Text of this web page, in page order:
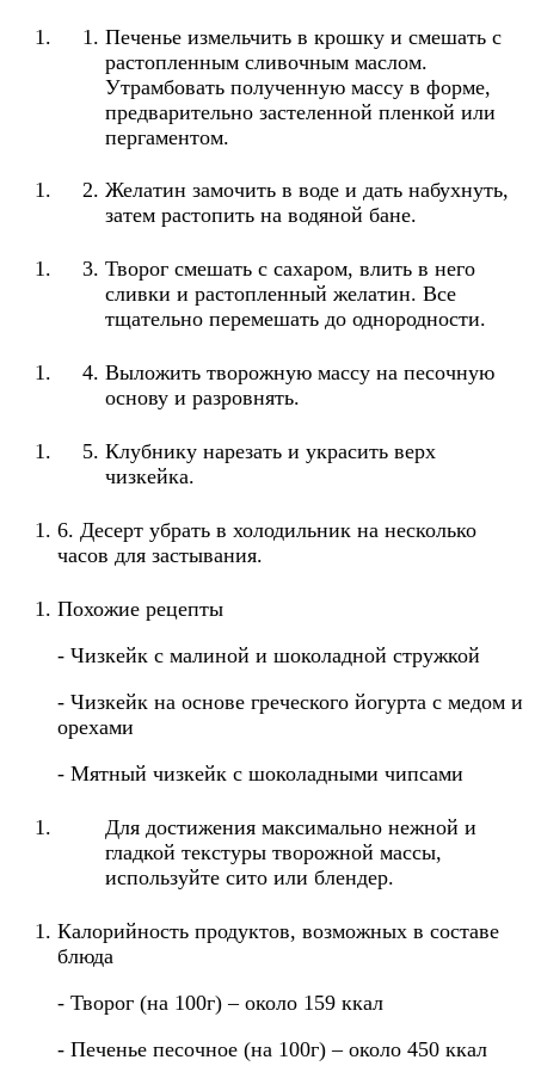
Печенье измельчить в крошку и смешать с
растопленным сливочным маслом.
Утрамбовать полученную массу в форме,
предварительно застеленной пленкой или
пергаментом.
Желатин замочить в воде и дать набухнуть,
затем растопить на водяной бане.
Творог смешать с сахаром, влить в него
сливки и растопленный желатин. Все
тщательно перемешать до однородности.
Выложить творожную массу на песочную
основу и разровнять.
Клубнику нарезать и украсить верх
чизкейка.
6. Десерт убрать в холодильник на несколько
часов для застывания.
Похожие рецепты
- Чизкейк с малиной и шоколадной стружкой
- Чизкейк на основе греческого йогурта с медом и
орехами
- Мятный чизкейк с шоколадными чипсами
Для достижения максимально нежной и
гладкой текстуры творожной массы,
используйте сито или блендер.
Калорийность продуктов, возможных в составе
блюда
- Творог (на 100г) – около 159 ккал
- Печенье песочное (на 100г) – около 450 ккал